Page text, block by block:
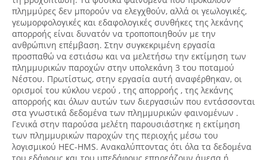
πλημμύρες δεν μπορούν να ελεγχθούν, αλλά οι γεωλογικές,
γεωμορφολογικές και εδαφολογικές συνθήκες της λεκάνης
απορροής είναι δυνατόν να τροποποιηθούν με την
ανθρώπινη επέμβαση. Στην συγκεκριμένη εργασία
προσπαθώ να εστιάσω και να μελετήσω την εκτίμηση των
πλημμυρικών παροχών στην υπολεκάνη 3 του ποταμού
Νέστου. Πρωτίστως, στην εργασία αυτή αναφέρθηκαν, οι
ορισμοί του κύκλου νερού , της απορροής , της λεκάνης
απορροής και όλων αυτών των διεργασιών που εντάσσονται
στα γνωστικά δεδομένα των πλημμυρικών φαινομένων .
Γενικά στην παρούσα μελέτη παρουσιάστηκε η εκτίμηση
των πλημμυρικών παροχών της περιοχής μέσω του
λογισμικού HEC-HMS. Ανακαλύπτοντας ότι όλα τα δεδομένα